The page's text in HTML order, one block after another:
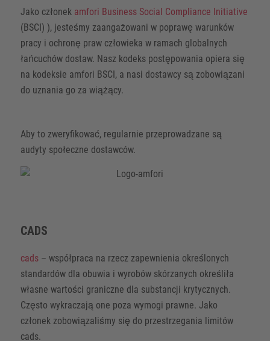
Jako członek amfori Business Social Compliance Initiative
(BSCI) ), jesteśmy zaangażowani w poprawę warunków
pracy i ochronę praw człowieka w ramach globalnych
łańcuchów dostaw. Nasz kodeks postępowania opiera się
na kodeksie amfori BSCI, a nasi dostawcy są zobowiązani
do uznania go za wiążący.
Aby to zweryfikować, regularnie przeprowadzane są
audyty społeczne dostawców.
CADS
cads– współpraca na rzecz zapewnienia określonych
standardów dla obuwia i wyrobów skórzanych określiła
własne wartości graniczne dla substancji krytycznych.
Często wykraczają one poza wymogi prawne. Jako
członek zobowiązaliśmy się do przestrzegania limitów
cads.